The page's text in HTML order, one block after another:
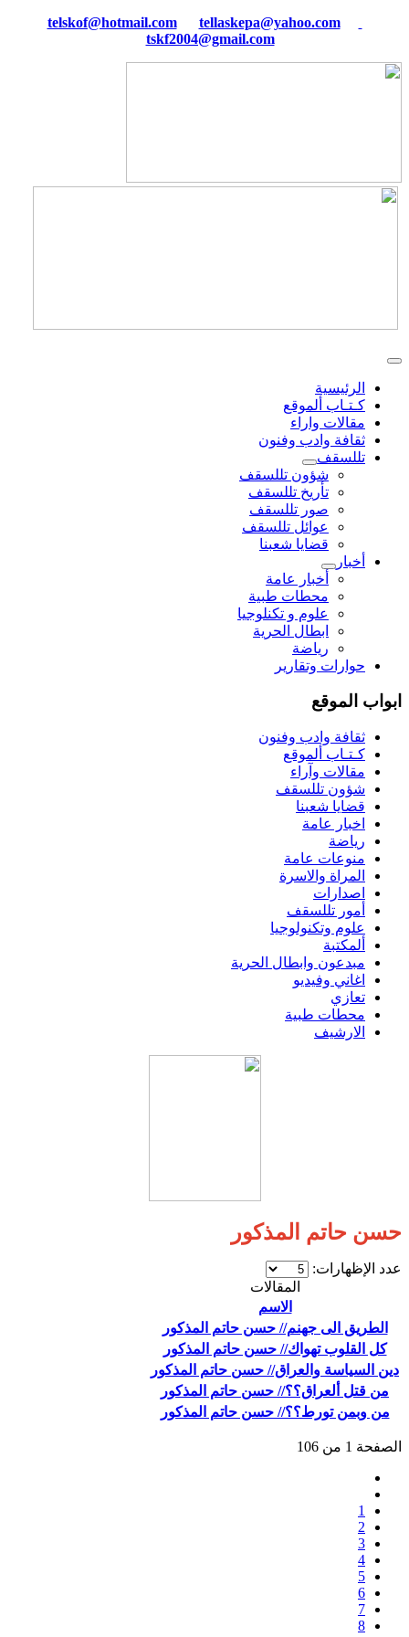
tellaskepa@yahoo.com
tskf2004@gmail.com
الرئيسية
كـتـاب ألموقع
مقالات واراء
ثقافة وادب وفنون
تللسقف
شؤون تللسقف
تأريخ تللسقف
صور تللسقف
عوائل تللسقف
قضايا شعبنا
أخبار
أخبار عامة
محطات طبية
علوم و تکنلوجیا
ابطال الحرية
رياضة
حوارات وتقارير
ابواب الموقع
ثقافة وادب وفنون
كـتـاب ألموقع
مقالات وآراء
شؤون تللسقف
قضايا شعبنا
اخبار عامة
رياضة
منوعات عامة
المراة والاسرة
اصدارات
أمور تللسقف
علوم وتكنولوجيا
ألمكتبة
مبدعون وابطال الحرية
اغاني وفيديو
تعازي
محطات طبية
الارشيف
حسن حاتم المذكور
عدد الإظهارات:
المقالات
الاسم
الطريق الى جهنم// حسن حاتم المذكور
كل القلوب تهواك// حسن حاتم المذكور
دين السياسة والعراق// حسن حاتم المذكور
من قتل ألعراق؟؟// حسن حاتم المذكور
من وبمن تورط؟؟// حسن حاتم المذكور
الصفحة 1 من 106
1
2
3
4
5
6
7
8